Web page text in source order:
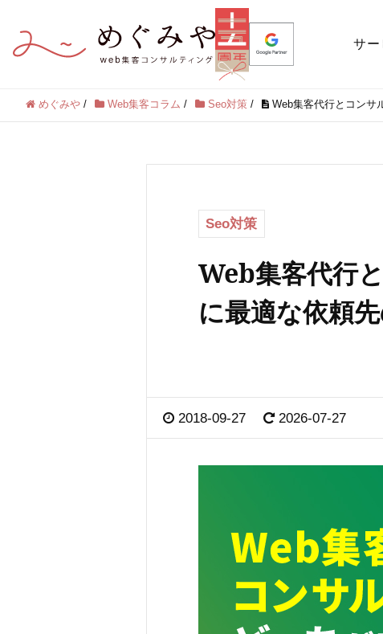
サー
めぐみや / Web集客コラム / Seo対策 / Web集客代行とコンサ
Seo対策
Web集客代行
に最適な依頼
2018-09-27 2026-07-27